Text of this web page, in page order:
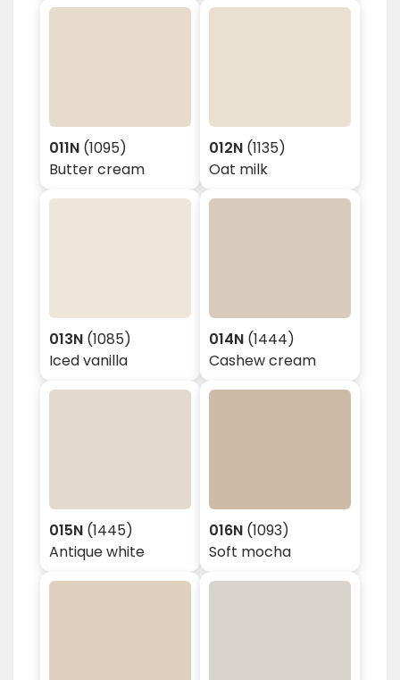
011N (1095)
Butter cream
012N (1135)
Oat milk
013N (1085)
Iced vanilla
014N (1444)
Cashew cream
015N (1445)
Antique white
016N (1093)
Soft mocha